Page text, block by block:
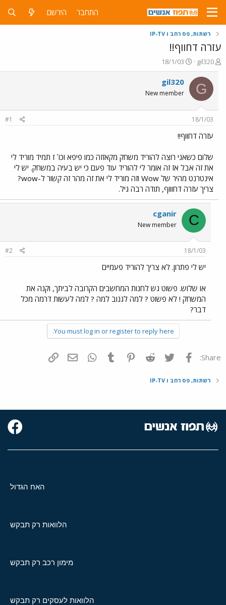
התחבר הירשם
רשתות, פס רחב ו IP-TV
עזרה דחווף!!
פ
ו
ת
ח
ה
ש
א
gil320
פ
ו
ר
ם
ר
י
18/1/03
G
gil320
New member
18/1/03
#1
עזרה דחווף!!
שלום כשאני רוצה להוריד משחק מקאזזה כמו פיפא וכו´ ז תמיד מוריד לי
את זה אבל אז זה אומר לי להוריד עוד פעם כי יש בעיה במשחק. יש לי
אינטרנט מהיר של Wow וזה מוריד לי את זה מהר זה קשור ל-wow?
צריך עזרה דחוווף, תודה רבה גיל.
C
cganir
New member
18/1/03
#2
יש לי פתרון. לא צריך להוריד פעמיים
או שלוש. פשוט גש לחנות המחשבים הקרובה לביתך, וקנה את
המשחק ! לא פשוט ? למה לגנוב למה ? למה לעשות דרמה מכל
דבר?
You must log in or register to reply here.
Share: פייסבוק Twitter
Reddit
Pinterest
Tumblr
WhatsAppדואר אלקטרוני
רשתות, פס רחב ו IP-TV
האח הגדול
הלוואות רק תבקש
מימון רכב רק תבקש
הלוואות לעסקים רק תבקש